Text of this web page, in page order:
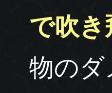
で吹
物のダ